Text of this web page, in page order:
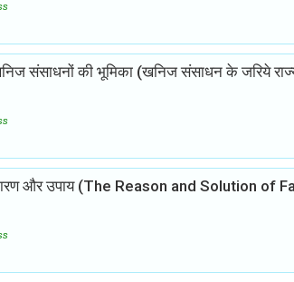
संसाधनों की भूमिका (खनिज संसाधन के जरिये
कारण और उपाय (The Reason and Solution